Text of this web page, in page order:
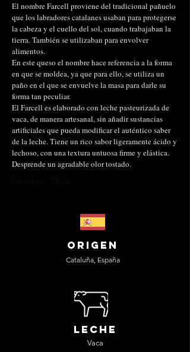
El nombre Farcell proviene del tradicional pañuelo
que los labradores catalanes usaban para protegerse
la cabeza y el cuello del sol, cuando trabajaban la
tierra. También se utilizaban para envolver
alimentos.
En este queso el nombre hace referencia a la forma
en que se moldea, ya que para ello, se utiliza un
paño en el que se envuelve la masa para darle su
forma tan peculiar.
El Farcell es elaborado con leche pasteurizada de
vaca, de manera artesanal, sin añadir sustancias
artificiales que pueda modificar el auténtico saber
de la leche. Tiene un rico sabor ligeramente ácido y
lechoso, con una textura untuosa firme y elástica.
Desprende un agradable olor tostado.
origen
Cataluña, España
leche
Vaca